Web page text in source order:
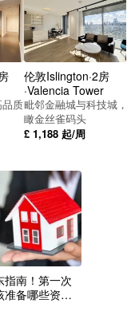
质
伦敦Islington·2房
·Valencia Tower
毗邻金融城与科技城，俯
瞰金丝雀码头
£ 1,188 起/周
指南！第一次
准备哪些资